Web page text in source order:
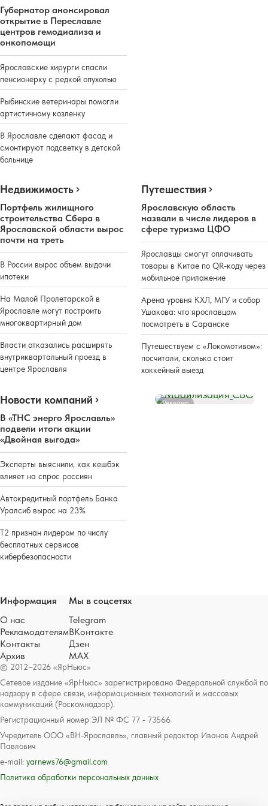
Губернатор анонсировал
открытие в Переславле
центров гемодиализа и
онкопомощи
Ярославские хирурги спасли
пенсионерку с редкой опухолью
Рыбинские ветеринары помогли
артистичному козленку
В Ярославле сделают фасад и
смонтируют подсветку в детской
больнице
Недвижимость
Портфель жилищного
строительства Сбера в
Ярославской области вырос
почти на треть
В России вырос объем выдачи
ипотеки
На Малой Пролетарской в
Ярославле могут построить
многоквартирный дом
Власти отказались расширять
внутриквартальный проезд в
центре Ярославля
Путешествия
Ярославскую область
назвали в числе лидеров в
сфере туризма ЦФО
Ярославцы смогут оплачивать
товары в Китае по QR-коду через
мобильное приложение
Арена уровня КХЛ, МГУ и собор
Ушакова: что ярославцам
посмотреть в Саранске
Путешествуем с «Локомотивом»:
посчитали, сколько стоит
хоккейный выезд
Новости компаний
В «ТНС энерго Ярославль»
подвели итоги акции
«Двойная выгода»
Эксперты выяснили, как кешбэк
влияет на спрос россиян
Автокредитный портфель Банка
Уралсиб вырос на 23%
Т2 признан лидером по числу
бесплатных сервисов
кибербезопасности
Реклама
© 2012–2026 «ЯрНьюс»
Сетевое издание «ЯрНьюс» зарегистрировано Федеральной службой по
надзору в сфере связи, информационных технологий и массовых
коммуникаций (Роскомнадзор).
Регистрационный номер ЭЛ № ФС 77 - 73566
Учредитель ООО «ВН-Ярославль», главный редактор Иванов Андрей
Павлович
e-mail: yarnews76@gmail.com
Политика обработки персональных данных
Информация
О нас
Рекламодателям
Контакты
Архив
Мы в соцсетях
Telegram
ВКонтакте
Дзен
MAX